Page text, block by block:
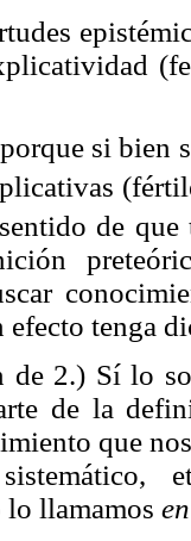
si bien
de que
efecto tenga
de 2.) Sí lo
de la
que
llamamos